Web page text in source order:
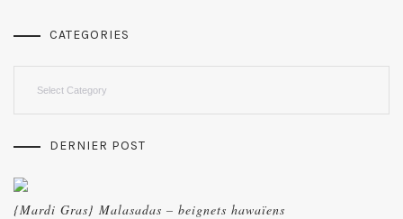
CATEGORIES
DERNIER POST
{Mardi Gras} Malasadas – beignets hawaïens